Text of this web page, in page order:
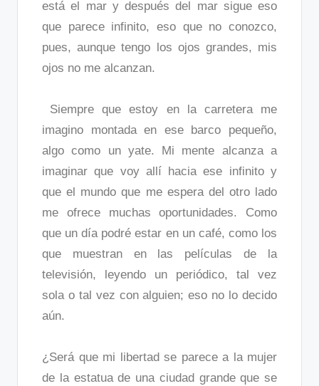
está el mar y después del mar sigue eso
que parece infinito, eso que no conozco,
pues, aunque tengo los ojos grandes, mis
ojos no me alcanzan.
Siempre que estoy en la carretera me
imagino montada en ese barco pequeño,
algo como un yate. Mi mente alcanza a
imaginar que voy allí hacia ese infinito y
que el mundo que me espera del otro lado
me ofrece muchas oportunidades. Como
que un día podré estar en un café, como los
que muestran en las películas de la
televisión, leyendo un periódico, tal vez
sola o tal vez con alguien; eso no lo decido
aún.
¿Será que mi libertad se parece a la mujer
de la estatua de una ciudad grande que se